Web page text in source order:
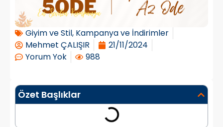
Giyim ve Stil, Kampanya ve İndirimler
Mehmet ÇALIŞIR
21/11/2024
Yorum Yok
988
Özet Başlıklar